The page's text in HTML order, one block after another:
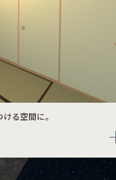
る空間に。